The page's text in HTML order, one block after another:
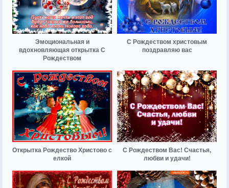
Эмоциональная и
вдохновляющая открытка С
Рождеством
С Рождеством христовым
поздравляю вас
Открытка Рождество Христово с
елкой
С Рождеством Вас! Счастья,
любви и удачи!